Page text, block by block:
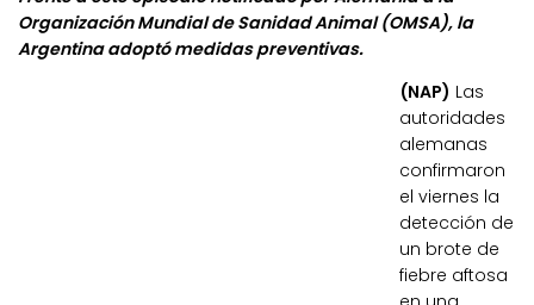
Organización Mundial de Sanidad Animal (OMSA), la
Argentina adoptó medidas preventivas.
(NAP) Las
autoridades
alemanas
confirmaron
el viernes la
detección de
un brote de
fiebre aftosa